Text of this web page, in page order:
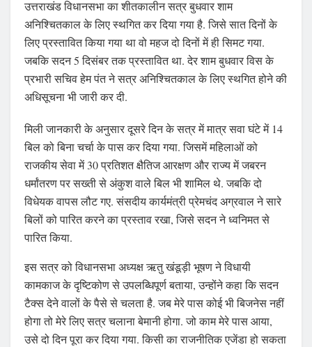
उत्तराखंड विधानसभा का शीतकालीन सत्र बुधवार शाम
अनिश्चितकाल के लिए स्थगित कर दिया गया है. जिसे सात दिनों के
लिए प्रस्तावित किया गया था वो महज दो दिनों में ही सिमट गया.
जबकि सदन 5 दिसंबर तक प्रस्तावित था. देर शाम बुधवार विस के
प्रभारी सचिव हेम पंत ने सत्र अनिश्चितकाल के लिए स्थगित होने की
अधिसूचना भी जारी कर दी.
मिली जानकारी के अनुसार दूसरे दिन के सत्र में मात्र सवा घंटे में 14
बिल को बिना चर्चा के पास कर दिया गया. जिसमें महिलाओं को
राजकीय सेवा में 30 प्रतिशत क्षैतिज आरक्षण और राज्य में जबरन
धर्मांतरण पर सख्ती से अंकुश वाले बिल भी शामिल थे. जबकि दो
विधेयक वापस लौट गए. संसदीय कार्यमंत्री प्रेमचंद अग्रवाल ने सारे
बिलों को पारित करने का प्रस्ताव रखा, जिसे सदन ने ध्वनिमत से
पारित किया.
इस सत्र को विधानसभा अध्यक्ष ऋतु खंडूड़ी भूषण ने विधायी
कामकाज के दृष्टिकोण से उपलब्धिपूर्ण बताया, उन्होंने कहा कि सदन
टैक्स देने वालों के पैसे से चलता है. जब मेरे पास कोई भी बिजनेस नहीं
होगा तो मेरे लिए सत्र चलाना बेमानी होगा. जो काम मेरे पास आया,
उसे दो दिन पूरा कर दिया गया. किसी का राजनीतिक एजेंडा हो सकता